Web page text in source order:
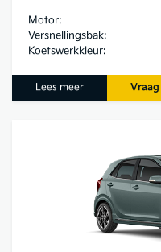
Motor:
Versnellingsbak:
Koetswerkkleur:
Lees meer